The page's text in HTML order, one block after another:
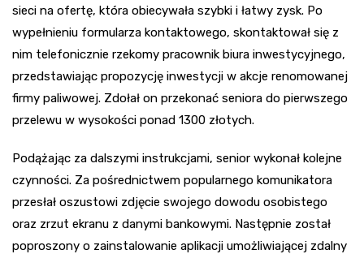
sieci na ofertę, która obiecywała szybki i łatwy zysk. Po
wypełnieniu formularza kontaktowego, skontaktował się z
nim telefonicznie rzekomy pracownik biura inwestycyjnego,
przedstawiając propozycję inwestycji w akcje renomowanej
firmy paliwowej. Zdołał on przekonać seniora do pierwszego
przelewu w wysokości ponad 1300 złotych.
Podążając za dalszymi instrukcjami, senior wykonał kolejne
czynności. Za pośrednictwem popularnego komunikatora
przesłał oszustowi zdjęcie swojego dowodu osobistego
oraz zrzut ekranu z danymi bankowymi. Następnie został
poproszony o zainstalowanie aplikacji umożliwiającej zdalny